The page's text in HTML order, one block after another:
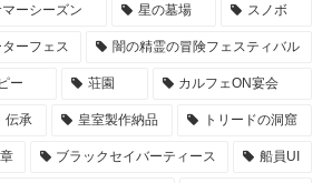
ーシーズン 星の墓場 スノボ
ーフェス 闇の精霊の冒険フェスティバル
ー 荘園 カルフェON宴会
伝承 皇室製作納品 トリードの洞窟
ブラックセイバーティース 船員UI